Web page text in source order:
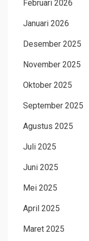
Februari 2026
Januari 2026
Desember 2025
November 2025
Oktober 2025
September 2025
Agustus 2025
Juli 2025
Juni 2025
Mei 2025
April 2025
Maret 2025